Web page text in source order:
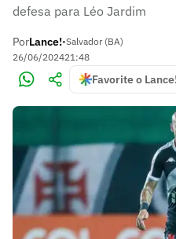
defesa para Léo Jardim
PorLance!•Salvador (BA)
26/06/202421:48
Favorite o